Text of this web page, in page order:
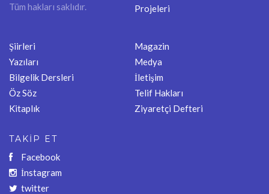
Tüm hakları saklıdır.
Projeleri
Şiirleri
Yazıları
Bilgelik Dersleri
Öz Söz
Kitaplık
Magazin
Medya
İletişim
Telif Hakları
Ziyaretçi Defteri
TAKİP ET
Facebook
İnstagram
twitter